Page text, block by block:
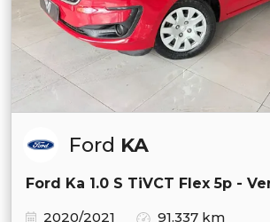
Ford KA
Ford Ka 1.0 S TiVCT Flex 5p -
2020/2021
91.337 km